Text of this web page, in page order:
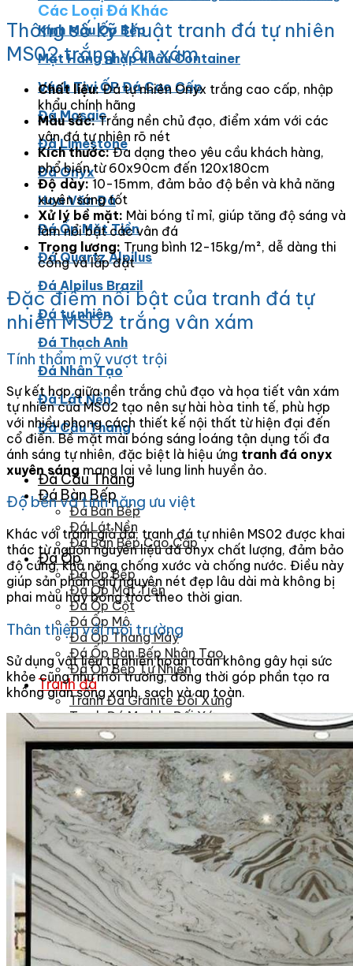
Các Loại Đá Khác
Kính Màu Ốp Bếp
Mặt Hàng nhập khẩu Container
Vách Tivi ỐP Đá Cao Cấp
Đá Mosaic
Đá Limestone
Đá Onyx
Hoa Văn Đá
Đá Ốp Mặt Tiền
Đá Quartz Alpilus
Đá Alpilus Brazil
Đá tự nhiên
Đá Thạch Anh
Đá Nhân Tạo
Đá Lát Nền
Đá Cầu Thang
Đá Cầu Thang
Đá Bàn Bếp
Đá Bàn Bếp
Đá Lát Nền
Đá Bàn Bếp Cao Cấp
Đá Ốp
Đá Ốp Bếp
Đá Ốp Mặt Tiền
Đá Ốp Cột
Đá Ốp Mộ
Đá Ốp Thang Máy
Đá Ốp Bàn Bếp Nhân Tạo
Đá Ốp Bếp Tự Nhiên
Tranh đá
Tranh Đá Granite Đối Xứng
Tranh Đá Marble Đối Xứng
Tranh Đá Sơn Thủy Xuyên Sáng
Tranh Đá Thạch Anh Đối Xứng
Tranh Đá Xuyên Sáng Onyx
Vách Tivi ỐP Đá Cao Cấp
Đá Nhân Tạo
0
Giỏ hàng
Chưa có sản phẩm trong giỏ hàng.
Thông số kỹ thuật tranh đá tự nhiên
MS02 trắng vân xám
Chất liệu:Đá tự nhiên Onyx trắng cao cấp, nhập
khẩu chính hãng
Màu sắc:Trắng nền chủ đạo, điểm xám với các
vân đá tự nhiên rõ nét
Kích thước:Đa dạng theo yêu cầu khách hàng,
phổ biến từ 60x90cm đến 120x180cm
Độ dày: 10-15mm, đảm bảo độ bền và khả năng
xuyên sáng tốt
Xử lý bề mặt: Mài bóng tỉ mỉ, giúp tăng độ sáng và
làm nổi bật các vân đá
Trọng lượng: Trung bình 12-15kg/m², dễ dàng thi
công và lắp đặt
Đặc điểm nổi bật của tranh đá tự
nhiên MS02 trắng vân xám
Tính thẩm mỹ vượt trội
Sự kết hợp giữa nền trắng chủ đạo và họa tiết vân xám
tự nhiên của MS02 tạo nên sự hài hòa tinh tế, phù hợp
với nhiều phong cách thiết kế nội thất từ hiện đại đến
cổ điển. Bề mặt mài bóng sáng loáng tận dụng tối đa
ánh sáng tự nhiên, đặc biệt là hiệu ứng tranh đá onyx
xuyên sáng mang lại vẻ lung linh huyền ảo.
Độ bền và tính năng ưu việt
Khác với tranh giả đá, tranh đá tự nhiên MS02 được khai
thác từ nguồn nguyên liệu đá onyx chất lượng, đảm bảo
độ cứng, khả năng chống xước và chống nước. Điều này
giúp sản phẩm giữ nguyên nét đẹp lâu dài mà không bị
phai màu hay bong tróc theo thời gian.
Thân thiện với môi trường
Sử dụng vật liệu tự nhiên hoàn toàn không gây hại sức
khỏe cũng như môi trường, đồng thời góp phần tạo ra
không gian sống xanh, sạch và an toàn.